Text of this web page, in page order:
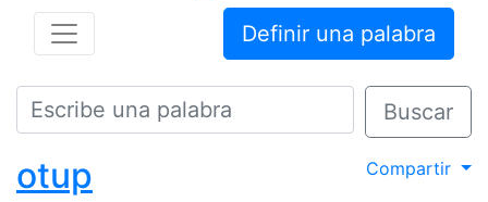
Definir una palabra
Buscar
Compartir
otup